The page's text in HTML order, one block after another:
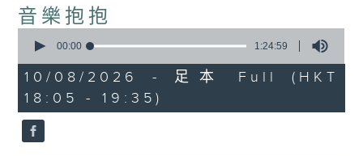
音樂抱抱
seconds
1
hour,
24
minutes,
59
seconds
00:00 1:24:59
10/08/2026 - 足本 Full (HKT
18:05 - 19:35)